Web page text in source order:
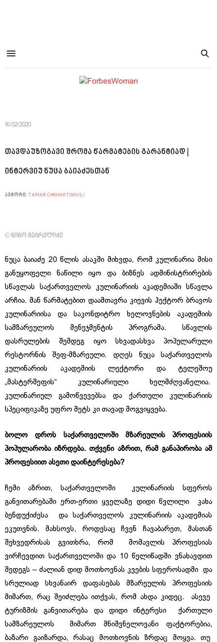
16/02/2020
თავდაუზოგავი შრომა წარმატების გარანტიად |
ინტერვიუ ნუცა ბაიაძესთან
ავტორი: TAMAR CHKHARTISHVILI
© ნინო მეგრელიძე
ნუცა ბაიაძე 20 წლის ასაკში მიხვდა, რომ კულინარია მისი
განუყოფელი ნაწილი იყო და ბიზნეს ადმინისტრირების
სწავლას საქართველოს კულინარიის აკადემიაში სწავლა
არჩია. მან წარმატებით დაამთავრა კიევის ჰექტორ ბრავოს
კულინარიისა და საკონდიტრო ხელოვნების აკადემიის
სამზარეულოს მენეჯმენტის პროგრამა. სწავლის
დასრულების შემდეგ იყო სხვადასხვა პოპულარული
რესტორნის შეფ-მზარეული. დღეს ნუცა საქართველოს
კულინარიის აკადემიის ლექტორი და ტელეშოუ
„მასტერშეფის“ კულინარიული ხელმძღვანელია.
კულინარიულ გამოწვევებსა და ქართული კულინარიის
სპეციფიკაზე უფრო მეტს კი თავად მოგვიყვება.
ბოლო დროს საქართველოში მზარეულის
პროფესიის
პოპულარობა იზრდება.თქვენი აზრით, რამ განაპირობა ამ
პროფესიით ასეთი დაინტერესება?
ჩემი აზრით, საქართველოში კულინარიის სფეროს
განვითარებაში ერთ-ერთი ყველაზე დიდი წვლილი კახა
ბენდუქიძესა და საქართველოს კულინარიის აკადემიას
ეკუთვნის. მახსოვს, როდესაც ჩვენ ჩავაბარეთ, მასთან
შეხვედრისას გვითხრა, რომ მომავლის პროფესიას
ვირჩევდით საქართველოში და 10 წელიწადში ვნახავდით
შედეგს – ძალიან დიდ მოთხოვნას კვების სფეროსადმი და
სრულიად სხვანაირ დაფასებას მზარეულის პროფესიის
მიმართ, რაც შეიძლება ითქვას, რომ ახდა კიდეც. ასევე
ტურიზმის განვითარება და დიდი ინტერესი ქართული
სამზარეულოს მიმართ მნიშვნელოვანი ფაქტორებია,
ბაზარი გაიზარდა, რასაც მოთხოვნის ზრდაც მოყვა. თუ